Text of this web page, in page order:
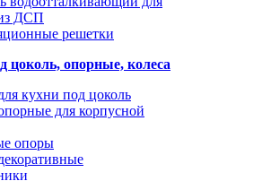
ДСП
решетки
цоколь, опорные, колеса
кухни под цоколь
для корпусной
опоры